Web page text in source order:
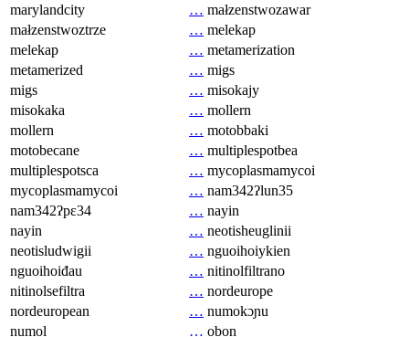
marylandcity
… małzenstwozawar
małzenstwoztrze
… melekap
melekap
… metamerization
metamerized
… migs
migs
… misokajy
misokaka
… mollern
mollern
… motobbaki
motobecane
… multiplespotbea
multiplespotsca
… mycoplasmamycoi
mycoplasmamycoi
… nam342ʔlun35
nam342ʔpɛ34
… nayin
nayin
… neotisheuglinii
neotisludwigii
… nguoihoiykien
nguoihoiđau
… nitinolfiltrano
nitinolsefiltra
… nordeurope
nordeuropean
… numokɔɲu
numol
… obon